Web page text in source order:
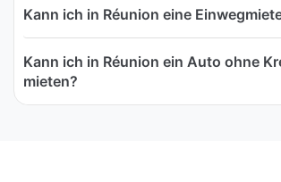
Kann ich in Réunion eine
Kann ich in Réunion ein Auto ohne
mieten?